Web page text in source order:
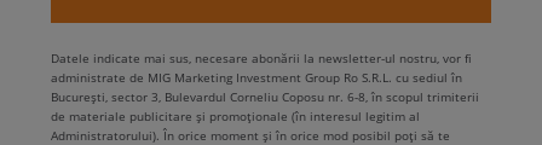
Datele indicate mai sus, necesare abonării la newsletter-ul nostru, vor fi
administrate de MIG Marketing Investment Group Ro S.R.L. cu sediul în
București, sector 3, Bulevardul Corneliu Coposu nr. 6-8, în scopul trimiterii
de materiale publicitare și promoționale (în interesul legitim al
Administratorului). În orice moment și în orice mod posibil poți să te